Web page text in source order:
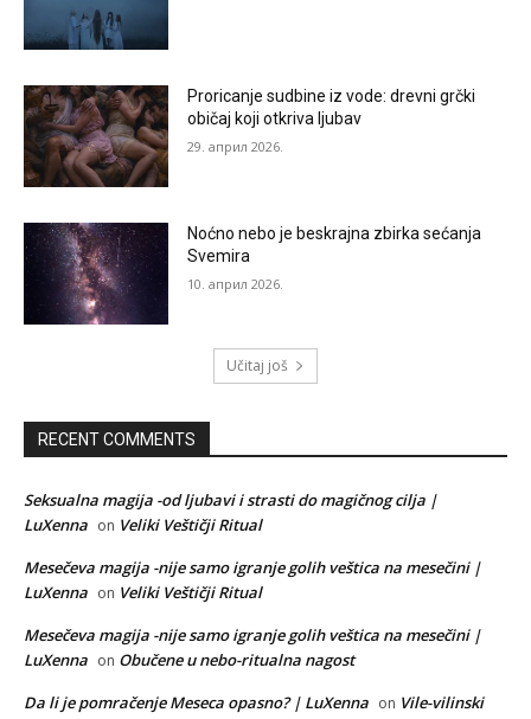
Proricanje sudbine iz vode: drevni grčki
običaj koji otkriva ljubav
29. април 2026.
Noćno nebo je beskrajna zbirka sećanja
Svemira
10. април 2026.
Učitaj još
RECENT COMMENTS
Seksualna magija -od ljubavi i strasti do magičnog cilja |
LuXenna on Veliki Veštičji Ritual
Mesečeva magija -nije samo igranje golih veštica na mesečini |
LuXenna on Veliki Veštičji Ritual
Mesečeva magija -nije samo igranje golih veštica na mesečini |
LuXenna on Obučene u nebo-ritualna nagost
Da li je pomračenje Meseca opasno? | LuXenna on Vile-vilinski